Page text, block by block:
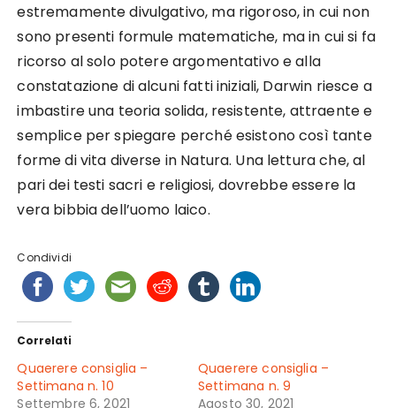
estremamente divulgativo, ma rigoroso, in cui non
sono presenti formule matematiche, ma in cui si fa
ricorso al solo potere argomentativo e alla
constatazione di alcuni fatti iniziali, Darwin riesce a
imbastire una teoria solida, resistente, attraente e
semplice per spiegare perché esistono così tante
forme di vita diverse in Natura. Una lettura che, al
pari dei testi sacri e religiosi, dovrebbe essere la
vera bibbia dell’uomo laico.
Condividi
Correlati
Quaerere consiglia –
Settimana n. 10
Settembre 6, 2021
Quaerere consiglia –
Settimana n. 9
Agosto 30, 2021